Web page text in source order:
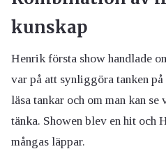
kunskap
Henrik första show handlade
var på att synliggöra tanken
läsa tankar och om man kan se
tänka. Showen blev en hit och
mångas läppar.